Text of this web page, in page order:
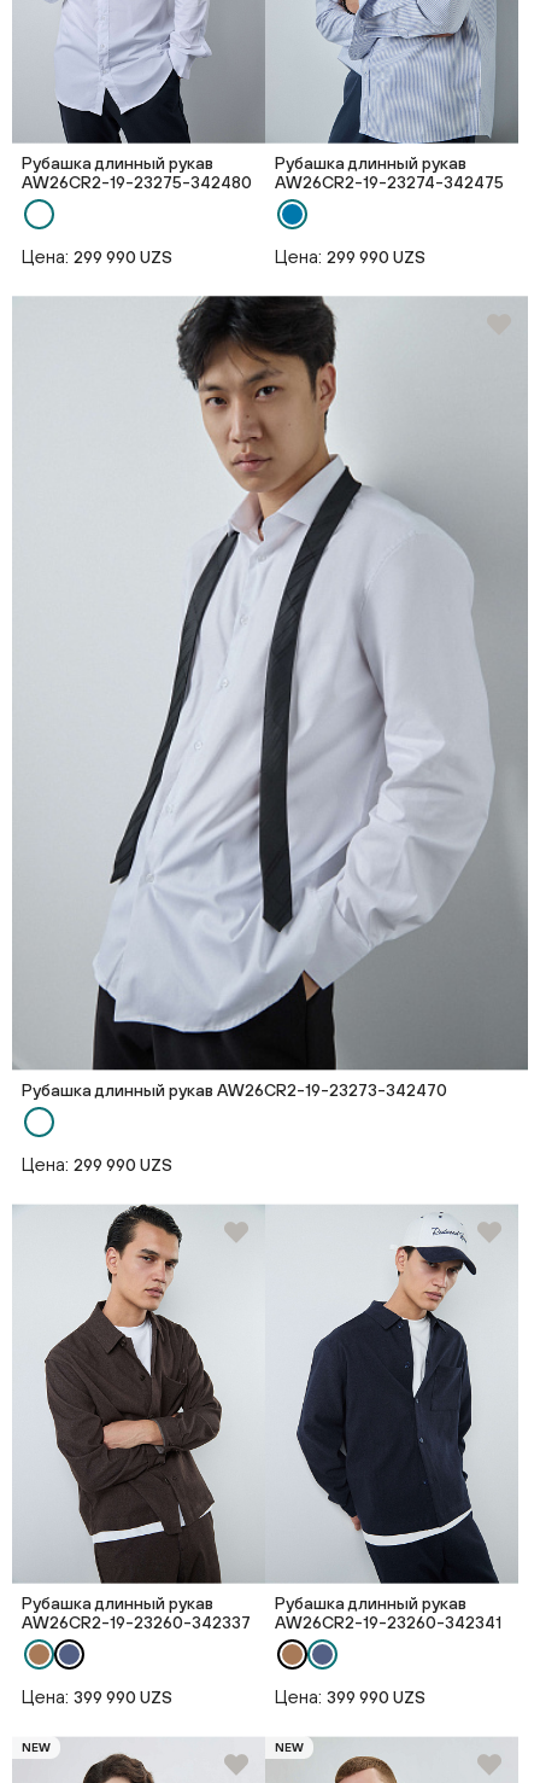
Рубашка длинный рукав
AW26CR2-19-23275-342480
Цена: 299 990 UZS
Рубашка длинный рукав
AW26CR2-19-23274-342475
Цена: 299 990 UZS
Рубашка длинный рукав AW26CR2-19-23273-342470
Цена: 299 990 UZS
Рубашка длинный рукав
AW26CR2-19-23260-342337
Цена: 399 990 UZS
Рубашка длинный рукав
AW26CR2-19-23260-342341
Цена: 399 990 UZS
NEW NEW